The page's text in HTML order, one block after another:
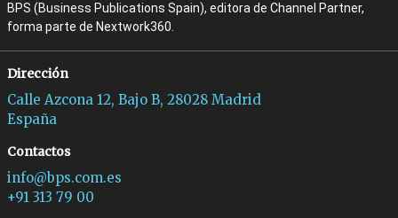
BPS (Business Publications Spain), editora de Channel Partner,
forma parte de Nextwork360.
Dirección
Calle Azcona 12, Bajo B, 28028 Madrid
España
Contactos
info@bps.com.es
+91 313 79 00